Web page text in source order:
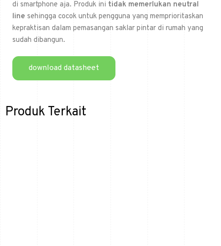
di smartphone aja. Produk ini tidak memerlukan neutral
line sehingga cocok untuk pengguna yang memprioritaskan
kepraktisan dalam pemasangan saklar pintar di rumah yang
sudah dibangun.
download datasheet
Produk Terkait